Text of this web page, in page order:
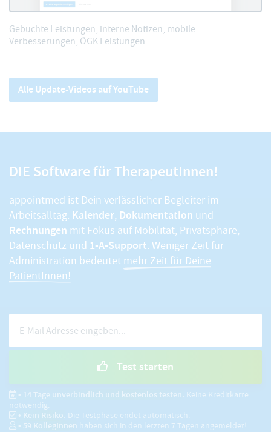
Gebuchte Leistungen, interne Notizen, mobile
Verbesserungen, ÖGK Leistungen
Alle Update-Videos auf YouTube
DIE Software für TherapeutInnen!
appointmed ist Dein verlässlicher Begleiter im
Arbeitsalltag. Kalender, Dokumentation und
Rechnungen mit Fokus auf Mobilität, Privatsphäre,
Datenschutz und 1-A-Support. Weniger Zeit für
Administration bedeutet mehr Zeit für Deine
PatientInnen!
Test starten
• 14 Tage unverbindlich und kostenlos testen. Keine Kreditkarte
notwendig.
• Kein Risiko. Die Testphase endet automatisch.
• 59 KollegInnen haben sich in den letzten 7 Tagen angemeldet!